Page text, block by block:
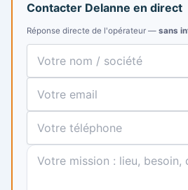
Contacter Delanne en direct
Réponse directe de l'opérateur — sans